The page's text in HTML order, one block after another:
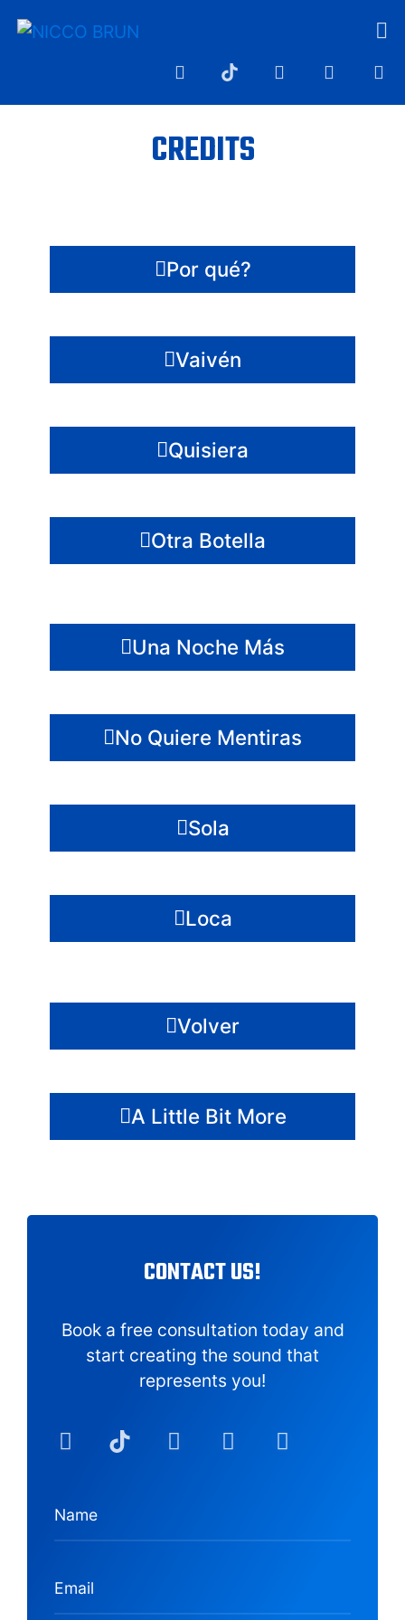
CREDITS
Por qué?
Vaivén
Quisiera
Otra Botella
Una Noche Más
No Quiere Mentiras
Sola
Loca
Volver
A Little Bit More
CONTACT US!
Book a free consultation today and
start creating the sound that
represents you!